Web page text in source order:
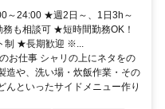
～24:00 ★週2日～、1日3h～
も相談可 ★短時間勤務OK！
制 ★長期歓迎 ※...
お仕事 シャリの上にネタをの
造や、洗い場・炊飯作業・その
んといったサイドメニュー作り